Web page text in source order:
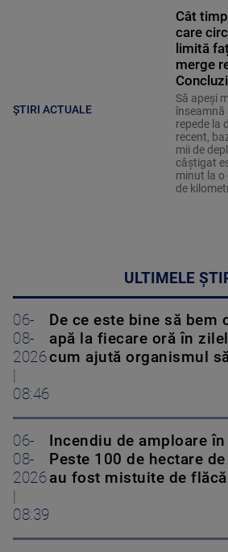
ȘTIRI ACTUALE
Cât
care
limită
merge
Să apeși
înseamnă
repede la
recent,
mii de
câștigat
minut la o
de
ULTIMELE
06-
08-
2026
08:46
De ce este bine să bem
apă la fiecare oră în
cum ajută organismul
06-
08-
2026
08:39
Incendiu de amploare
Peste 100 de hectare
au fost mistuite de